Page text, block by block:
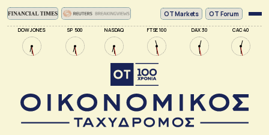
DOW JONES SP 500 NASDAQ FTSE 100 DAX 30 CAC 40
ΟΤ Markets OT Forum